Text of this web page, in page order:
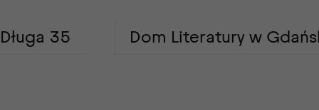
Długa 35 Dom Literatury w